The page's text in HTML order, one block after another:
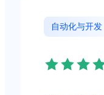
自动化与开发